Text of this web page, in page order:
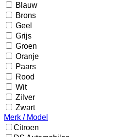
Blauw
Brons
Geel
Grijs
Groen
Oranje
Paars
Rood
Wit
Zilver
Zwart
Merk / Model
Citroen